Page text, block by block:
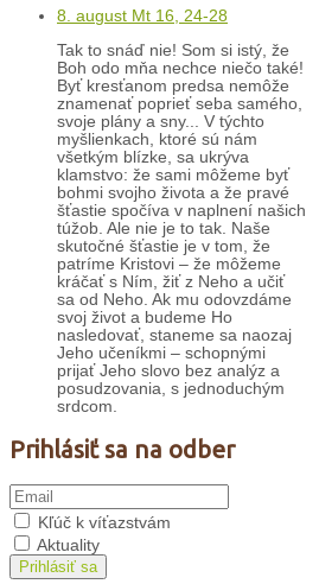
8. august Mt 16, 24-28
Tak to snáď nie! Som si istý, že
Boh odo mňa nechce niečo také!
Byť kresťanom predsa nemôže
znamenať poprieť seba samého,
svoje plány a sny... V týchto
myšlienkach, ktoré sú nám
všetkým blízke, sa ukrýva
klamstvo: že sami môžeme byť
bohmi svojho života a že pravé
šťastie spočíva v naplnení našich
túžob. Ale nie je to tak. Naše
skutočné šťastie je v tom, že
patríme Kristovi – že môžeme
kráčať s Ním, žiť z Neho a učiť
sa od Neho. Ak mu odovzdáme
svoj život a budeme Ho
nasledovať, staneme sa naozaj
Jeho učeníkmi – schopnými
prijať Jeho slovo bez analýz a
posudzovania, s jednoduchým
srdcom.
Prihlásiť sa na odber
Kľúč k víťazstvám
Aktuality
Prihlásiť sa